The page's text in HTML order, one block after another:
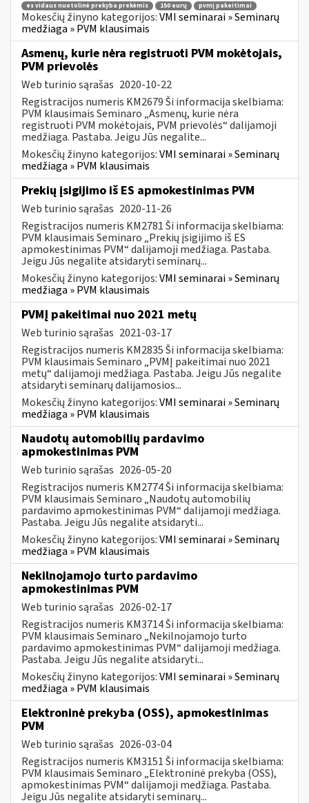
es vidaus nuotolinė prekyba prekėmis
150 eurų pvmį pakeitimai
Mokesčių žinyno kategorijos:VMI seminarai » Seminarų
medžiaga » PVM klausimais
Asmenų, kurie nėra registruoti PVM mokėtojais,
PVM prievolės
Web turinio sąrašas 2020-10-22
Registracijos numeris KM2679 Ši informacija skelbiama:
PVM klausimais Seminaro „Asmenų, kurie nėra
registruoti PVM mokėtojais, PVM prievolės“ dalijamoji
medžiaga. Pastaba. Jeigu Jūs negalite...
Mokesčių žinyno kategorijos:VMI seminarai » Seminarų
medžiaga » PVM klausimais
Prekių įsigijimo iš ES apmokestinimas PVM
Web turinio sąrašas 2020-11-26
Registracijos numeris KM2781 Ši informacija skelbiama:
PVM klausimais Seminaro „Prekių įsigijimo iš ES
apmokestinimas PVM“ dalijamoji medžiaga. Pastaba.
Jeigu Jūs negalite atsidaryti seminarų...
Mokesčių žinyno kategorijos:VMI seminarai » Seminarų
medžiaga » PVM klausimais
PVMĮ pakeitimai nuo 2021 metų
Web turinio sąrašas 2021-03-17
Registracijos numeris KM2835 Ši informacija skelbiama:
PVM klausimais Seminaro „PVMĮ pakeitimai nuo 2021
metų“ dalijamoji medžiaga. Pastaba. Jeigu Jūs negalite
atsidaryti seminarų dalijamosios...
Mokesčių žinyno kategorijos:VMI seminarai » Seminarų
medžiaga » PVM klausimais
Naudotų automobilių pardavimo
apmokestinimas PVM
Web turinio sąrašas 2026-05-20
Registracijos numeris KM2774 Ši informacija skelbiama:
PVM klausimais Seminaro „Naudotų automobilių
pardavimo apmokestinimas PVM“ dalijamoji medžiaga.
Pastaba. Jeigu Jūs negalite atsidaryti...
Mokesčių žinyno kategorijos:VMI seminarai » Seminarų
medžiaga » PVM klausimais
Nekilnojamojo turto pardavimo
apmokestinimas PVM
Web turinio sąrašas 2026-02-17
Registracijos numeris KM3714 Ši informacija skelbiama:
PVM klausimais Seminaro „Nekilnojamojo turto
pardavimo apmokestinimas PVM“ dalijamoji medžiaga.
Pastaba. Jeigu Jūs negalite atsidaryti...
Mokesčių žinyno kategorijos:VMI seminarai » Seminarų
medžiaga » PVM klausimais
Elektroninė prekyba (OSS), apmokestinimas
PVM
Web turinio sąrašas 2026-03-04
Registracijos numeris KM3151 Ši informacija skelbiama:
PVM klausimais Seminaro „Elektroninė prekyba (OSS),
apmokestinimas PVM“ dalijamoji medžiaga. Pastaba.
Jeigu Jūs negalite atsidaryti seminarų...